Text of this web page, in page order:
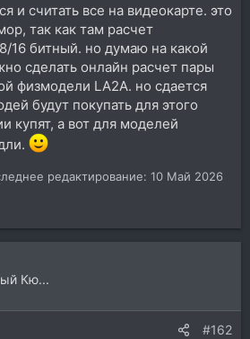
и считать все на видеокарте. это
так как там расчет
16 битный. но думаю на какой
сделать онлайн расчет пары
физмодели LA2A. но сдается
будут покупать для этого
купят, а вот для моделей
редактирование: 10 Май 2026
Кю...
#162